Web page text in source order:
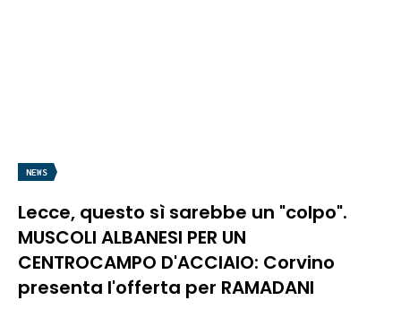
NEWS
Lecce, questo sì sarebbe un "colpo".
MUSCOLI ALBANESI PER UN
CENTROCAMPO D'ACCIAIO: Corvino
presenta l'offerta per RAMADANI